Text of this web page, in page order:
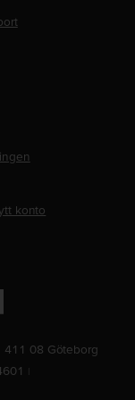
konto
411 08 Göteborg